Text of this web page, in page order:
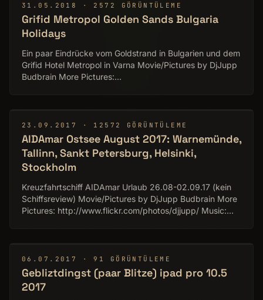
▶
31.05.2018 · 2572 GÖRÜNTÜLEME
Grifid Metropol Golden Sands Bulgaria
Holidays
Ein paar Eindrücke vom Goldstrand in Bulgarien und dem
Grifid Hotel Metropol in Varna Movie/Pictures by DjJupp
Budbrain More Pictures:
▶
23.09.2017 · 12572 GÖRÜNTÜLEME
AIDAmar Ostsee August 2017: Warnemünde,
Tallinn, Sankt Petersburg, Helsinki,
Stockholm
Kreuzfahrtschiff AIDAmar Urlaub 26.08-02.09.17 (kein
Schiffsreview) Movie/Pictures by DjJupp Budbrain More
Pictures: http://www.flickr.com/photos/djjupp/ Music:
▶
06.07.2017 · 91 GÖRÜNTÜLEME
Gebliztdingst (paar Blitze) ipad pro 10.5
2017